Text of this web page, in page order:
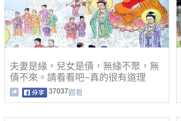
夫妻是緣，兒女是債，無緣不聚，無
債不來。請看看吧~真的很有道理
37037觀看